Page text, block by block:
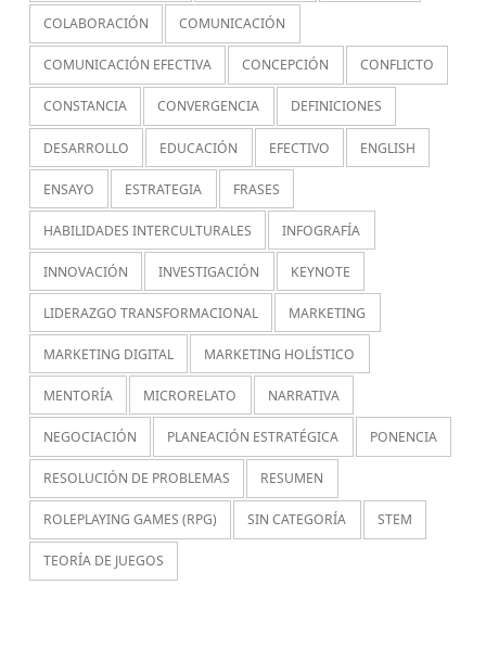
COLABORACIÓN COMUNICACIÓN
COMUNICACIÓN EFECTIVA CONCEPCIÓN CONFLICTO
CONSTANCIA CONVERGENCIA DEFINICIONES
DESARROLLO EDUCACIÓN EFECTIVO ENGLISH
ENSAYO ESTRATEGIA FRASES
HABILIDADES INTERCULTURALES INFOGRAFÍA
INNOVACIÓN INVESTIGACIÓN KEYNOTE
LIDERAZGO TRANSFORMACIONAL MARKETING
MARKETING DIGITAL MARKETING HOLÍSTICO
MENTORÍA MICRORELATO NARRATIVA
NEGOCIACIÓN PLANEACIÓN ESTRATÉGICA PONENCIA
RESOLUCIÓN DE PROBLEMAS RESUMEN
ROLEPLAYING GAMES (RPG) SIN CATEGORÍA STEM
TEORÍA DE JUEGOS